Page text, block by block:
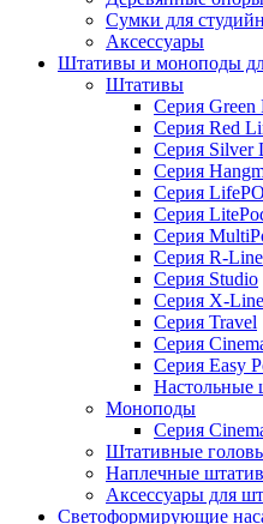
Сумки для
Аксессуары
Штативы и моноподы
Штативы
Серия Green
Серия Red
Серия Silver
Серия
Серия
Серия
Серия
Серия R-Line
Серия Studio
Серия X-Line
Серия Travel
Серия
Серия Easy
Настольные
Моноподы
Серия
Штативные
Наплечные
Аксессуары для
Светоформирующие